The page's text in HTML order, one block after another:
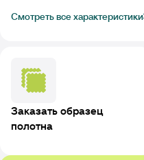
Смотреть все характеристики
Заказать образец
полотна